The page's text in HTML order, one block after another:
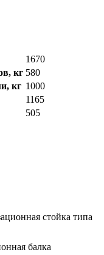
1670
кг 580
кг 1000
1165
505
стойка типа
балка